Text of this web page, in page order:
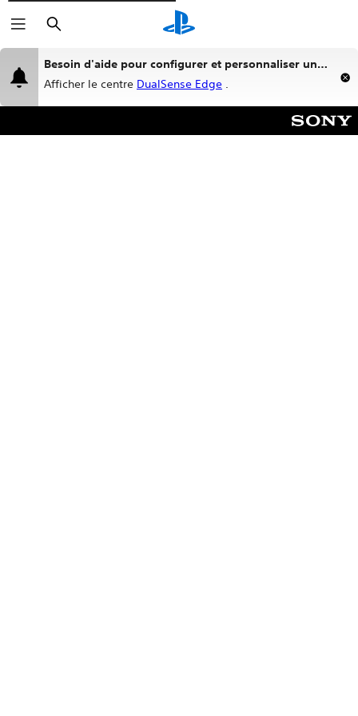
Rechercher
Besoin d'aide pour configurer et personnaliser une
manette sans fil DualSense Edge™ ?
Afficher le centre DualSense Edge .